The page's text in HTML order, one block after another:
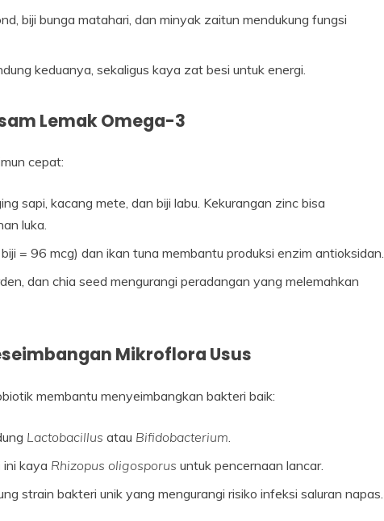
biji bunga matahari, dan minyak zaitun mendukung fungsi
keduanya, sekaligus kaya zat besi untuk energi.
Lemak Omega-3
cepat:
sapi, kacang mete, dan biji labu. Kekurangan zinc bisa
luka.
= 96 mcg) dan ikan tuna membantu produksi enzim antioksidan.
dan chia seed mengurangi peradangan yang melemahkan
Mikroflora Usus
membantu menyeimbangkan bakteri baik:
Lactobacillus atau Bifidobacterium.
ini kaya Rhizopus oligosporus untuk pencernaan lancar.
strain bakteri unik yang mengurangi risiko infeksi saluran napas.